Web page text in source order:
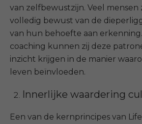
van zelfbewustzijn. Veel mensen
volledig bewust van de
van hun behoefte aan
coaching kunnen zij deze
inzicht krijgen in de manier
leven beïnvloeden.
Innerlijke waardering
Een van de kernprincipes van